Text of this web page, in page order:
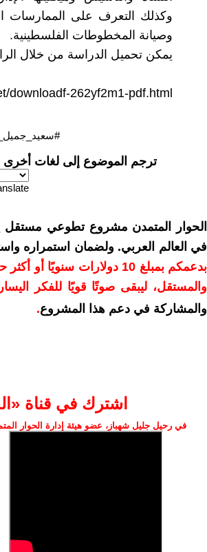
وكذلك التعرف على الممارسات
وصيانة المخطوطات الفلسطينية.
يمكن تحميل الدراسة من خلال
downloadf-262yf2m1-pdf.html
ترجم الموضوع إلى لغات أخرى
الحوار المتمدن مشروع تطوعي مستقل
في العالم العربي. ولضمان استمراره
بدعمكم بمبلغ 10 دولارات
والمستقل، ليبقى صوتًا قويًا للفكر
والمشاركة في دعم هذا المشروع.
اشترك في قناة
في رحيل جليل شهباز، عضو هيئة إدارة الحوار